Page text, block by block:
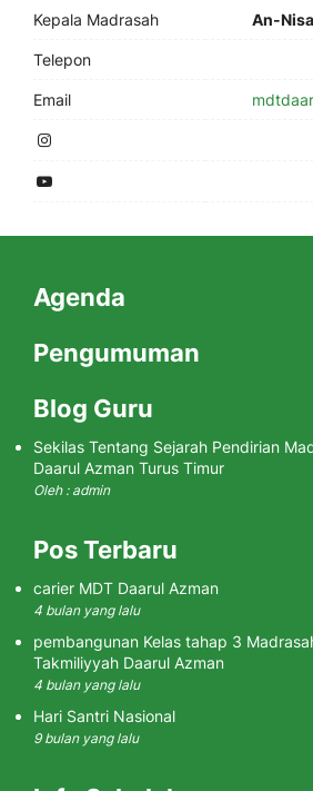
Kepala Madrasah An-
Telepon
Email
Agenda
Pengumuman
Blog Guru
Sekilas Tentang Sejarah Pendirian
Daarul Azman Turus Timur
Oleh : admin
Pos Terbaru
carier MDT Daarul Azman
4 bulan yang lalu
pembangunan Kelas tahap 3
Takmiliyyah Daarul Azman
4 bulan yang lalu
Hari Santri Nasional
9 bulan yang lalu